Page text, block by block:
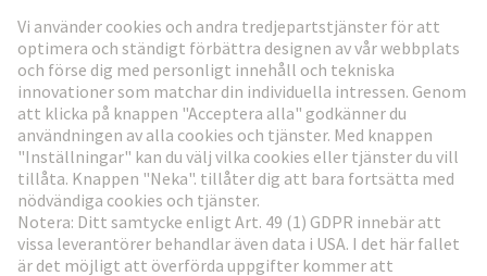
Gå till registrering
Social Media